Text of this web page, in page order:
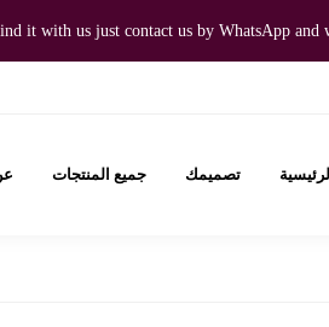
it with us just contact us by WhatsApp and
تصميمك جميع المنتجات